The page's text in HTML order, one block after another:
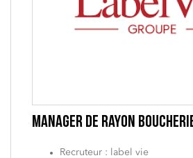
MANAGER DE RAYON
Recruteur : label vie